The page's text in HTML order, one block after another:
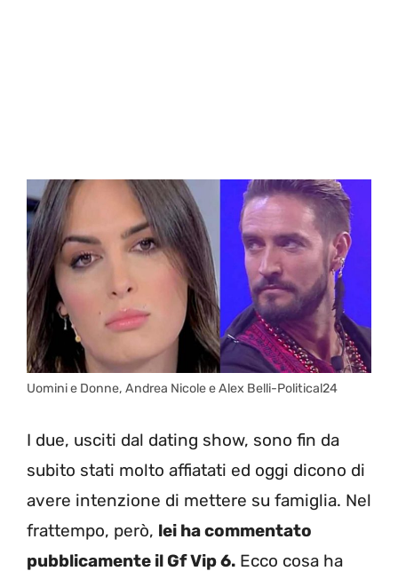
Uomini e Donne, Andrea Nicole e Alex Belli-Political24
I due, usciti dal dating show, sono fin da
subito stati molto affiatati ed oggi dicono di
avere intenzione di mettere su famiglia. Nel
frattempo, però, lei ha commentato
pubblicamente il Gf Vip 6. Ecco cosa ha